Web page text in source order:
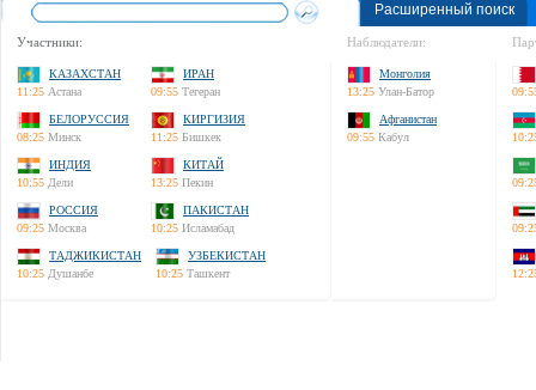
Расширенный поиск
Участники:
КАЗАХСТАН
11:25 Астана
ИРАН
09:55 Тегеран
БЕЛОРУССИЯ
08:25 Минск
КИРГИЗИЯ
11:25 Бишкек
ИНДИЯ
10:55 Дели
КИТАЙ
13:25 Пекин
РОССИЯ
09:25 Москва
ПАКИСТАН
10:25 Исламабад
ТАДЖИКИСТАН
10:25 Душанбе
УЗБЕКИСТАН
10:25 Ташкент
Наблюдатели:
Монголия
13:25 Улан-Батор
Афганистан
09:55 Кабул